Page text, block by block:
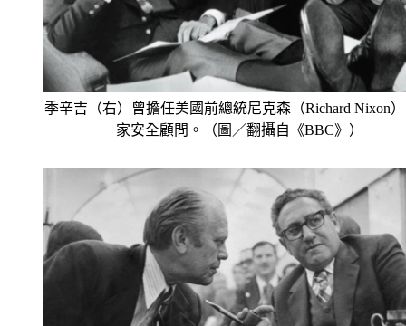
季辛吉（右）曾擔任美國前總統尼克森（Richard Nixon
家安全顧問。（圖／翻攝自《BBC》）